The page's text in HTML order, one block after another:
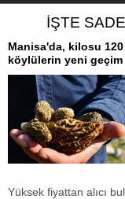
İŞTE
Manisa'da, kilosu
köylülerin yeni geçim
Yüksek fiyattan alıcı